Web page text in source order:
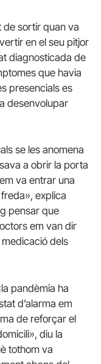
de sortir quan va
en el seu pitjor
diagnosticada de
que havia
presencials es
desenvolupar
se les anomena
a obrir la porta
va entrar una
explica
pensar que
em van dir
dels
pandèmia ha
d’alarma em
de reforçar el
diu la
tothom va